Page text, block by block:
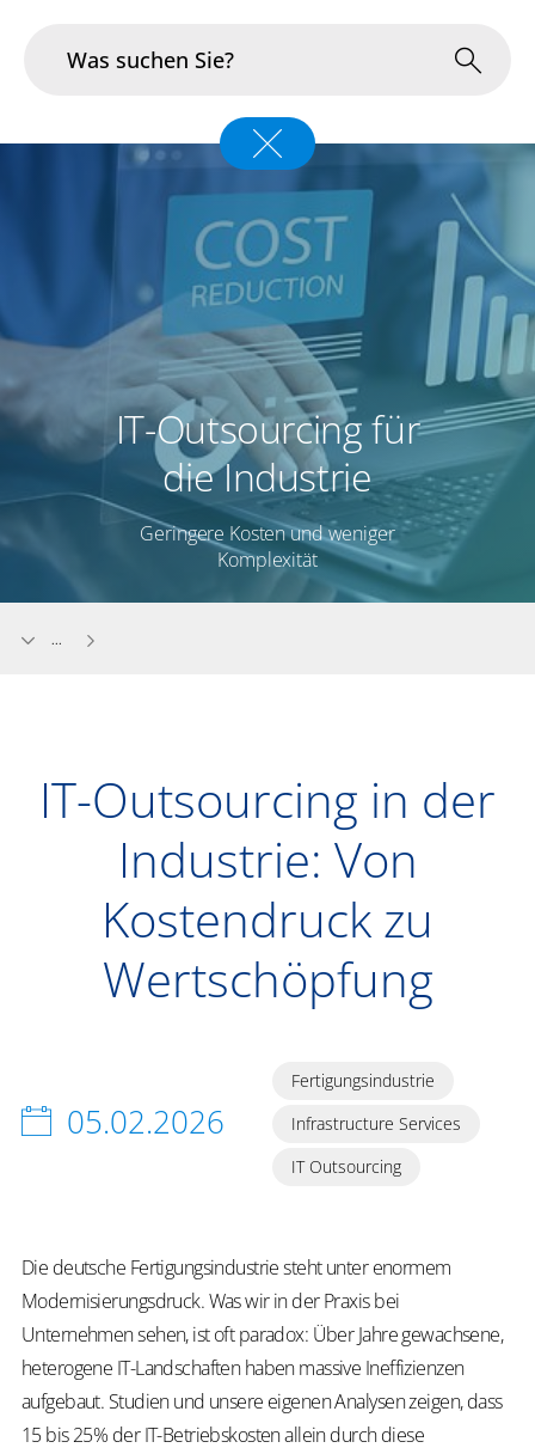
Infrastruktur & Betrieb
Karriere
IT-Outsourcing für
die Industrie
Geringere Kosten und weniger
Komplexität
...
IT-Outsourcing in der
Industrie: Von
Kostendruck zu
Wertschöpfung
05.02.2026
Fertigungsindustrie
Infrastructure Services
IT Outsourcing
Die deutsche Fertigungsindustrie steht unter enormem
Modernisierungsdruck. Was wir in der Praxis bei
Unternehmen sehen, ist oft paradox: Über Jahre gewachsene,
heterogene IT-Landschaften haben massive Ineffizienzen
aufgebaut. Studien und unsere eigenen Analysen zeigen, dass
15 bis 25% der IT-Betriebskosten allein durch diese